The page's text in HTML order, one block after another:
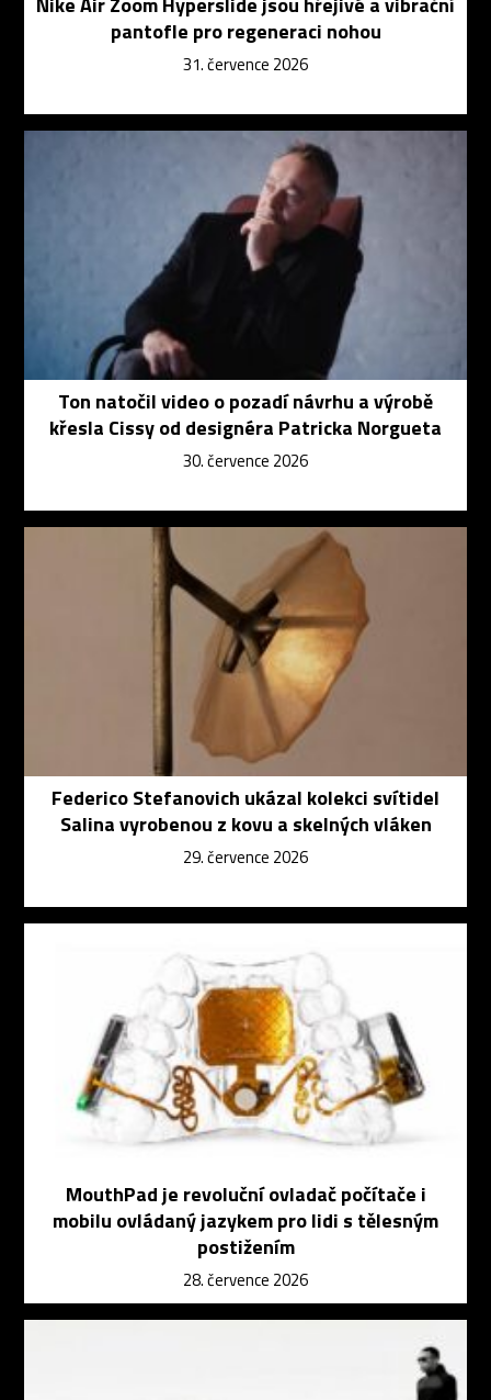
pantofle pro regeneraci nohou
31. července 2026
Ton natočil video o pozadí návrhu a výrobě
křesla Cissy od designéra Patricka Norgueta
30. července 2026
Federico Stefanovich ukázal kolekci svítidel
Salina vyrobenou z kovu a skelných vláken
29. července 2026
MouthPad je revoluční ovladač počítače i
mobilu ovládaný jazykem pro lidi s tělesným
postižením
28. července 2026